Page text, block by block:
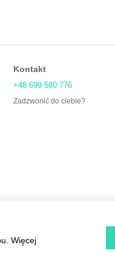
Kontakt
+48 699 580 776
Zadzwonić do ciebie?
Więcej